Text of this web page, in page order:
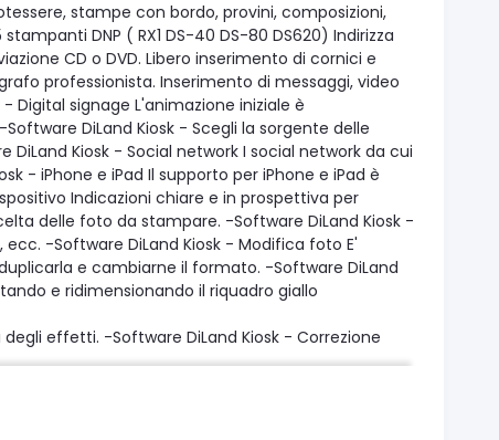
stampe con bordo, provini, composizioni,
DNP ( RX1 DS-40 DS-80 DS620) Indirizza
CD o DVD. Libero inserimento di cornici e
professionista. Inserimento di messaggi, video
Digital signage L'animazione iniziale è
DiLand Kiosk - Scegli la sorgente delle
Kiosk - Social network I social network da cui
- iPhone e iPad Il supporto per iPhone e iPad è
Indicazioni chiare e in prospettiva per
delle foto da stampare. -Software DiLand Kiosk -
-Software DiLand Kiosk - Modifica foto E'
e cambiarne il formato. -Software DiLand
e ridimensionando il riquadro giallo
effetti. -Software DiLand Kiosk - Correzione
correggere manualmente ciascuna foto. -Software
Kiosk - Occhi rossi La correzione degli occhi rossi.